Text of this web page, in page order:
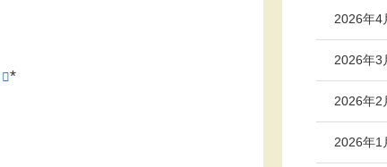
*
2026年4
2026年3
2026年2
2026年1